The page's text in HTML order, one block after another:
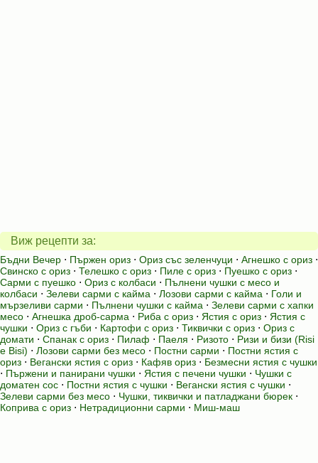
Виж рецепти за:
Бъдни Вечер ⋅ Пържен ориз ⋅ Ориз със зеленчуци ⋅ Агнешко с ориз ⋅
Свинско с ориз ⋅ Телешко с ориз ⋅ Пиле с ориз ⋅ Пуешко с ориз ⋅
Сарми с пуешко ⋅ Ориз с колбаси ⋅ Пълнени чушки с месо и
колбаси ⋅ Зелеви сарми с кайма ⋅ Лозови сарми с кайма ⋅ Голи и
мързеливи сарми ⋅ Пълнени чушки с кайма ⋅ Зелеви сарми с хапки
месо ⋅ Агнешка дроб-сарма ⋅ Риба с ориз ⋅ Ястия с ориз ⋅ Ястия с
чушки ⋅ Ориз с гъби ⋅ Картофи с ориз ⋅ Тиквички с ориз ⋅ Ориз с
домати ⋅ Спанак с ориз ⋅ Пилаф ⋅ Паеля ⋅ Ризото ⋅ Ризи и бизи (Risi
e Bisi) ⋅ Лозови сарми без месо ⋅ Постни сарми ⋅ Постни ястия с
ориз ⋅ Вегански ястия с ориз ⋅ Кафяв ориз ⋅ Безмесни ястия с чушки
⋅ Пържени и панирани чушки ⋅ Ястия с печени чушки ⋅ Чушки с
доматен сос ⋅ Постни ястия с чушки ⋅ Вегански ястия с чушки ⋅
Зелеви сарми без месо ⋅ Чушки, тиквички и патладжани бюрек ⋅
Коприва с ориз ⋅ Нетрадиционни сарми ⋅ Миш-маш